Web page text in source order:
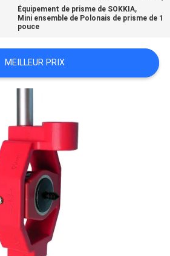
Équipement de prisme de SOKKIA,
Mini ensemble de Polonais de prisme de 1
pouce
MEILLEUR PRIX